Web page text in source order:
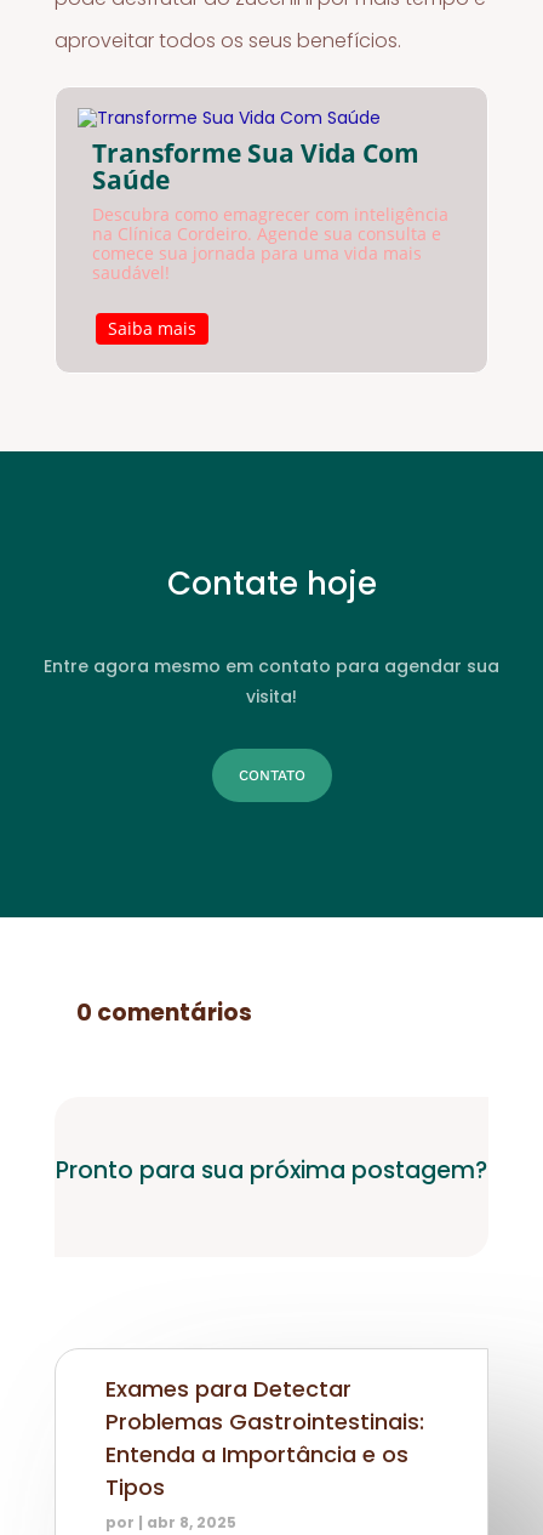
aproveitar todos os seus benefícios.
Transforme Sua Vida Com
Saúde
Descubra como emagrecer com inteligência
na Clínica Cordeiro. Agende sua consulta e
comece sua jornada para uma vida mais
saudável!
Saiba mais
Contate hoje
Entre agora mesmo em contato para agendar sua
visita!
CONTATO
0 comentários
Pronto para sua próxima postagem?
Exames para Detectar
Problemas Gastrointestinais:
Entenda a Importância e os
Tipos
por | abr 8, 2025